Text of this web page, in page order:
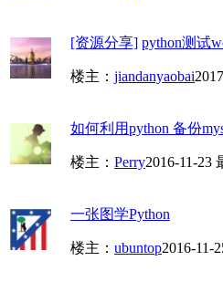
[资源分享] python测试
楼主： jiandanyaobai
如何利用python 备份
楼主： Perry2016-11-23
一张图学Python
楼主： ubuntop2016-11-